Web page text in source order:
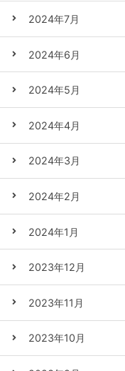
2024年7月
2024年6月
2024年5月
2024年4月
2024年3月
2024年2月
2024年1月
2023年12月
2023年11月
2023年10月